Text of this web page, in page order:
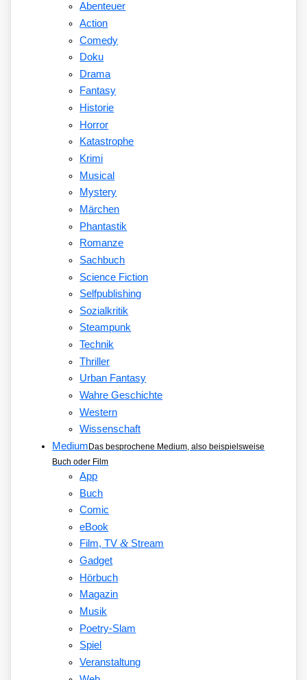
Abenteuer
Action
Comedy
Doku
Drama
Fantasy
Historie
Horror
Katastrophe
Krimi
Musical
Mystery
Märchen
Phantastik
Romanze
Sachbuch
Science Fiction
Selfpublishing
Sozialkritik
Steampunk
Technik
Thriller
Urban Fantasy
Wahre Geschichte
Western
Wissenschaft
Medium Das besprochene Medium, also beispielsweise
Buch oder Film
App
Buch
Comic
eBook
Film, TV&Stream
Gadget
Hörbuch
Magazin
Musik
Poetry-Slam
Spiel
Veranstaltung